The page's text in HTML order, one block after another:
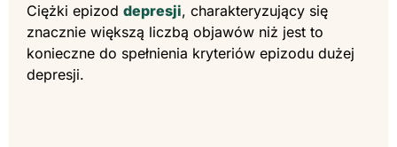
Ciężki epizod depresji, charakteryzujący się
znacznie większą liczbą objawów niż jest to
konieczne do spełnienia kryteriów epizodu dużej
depresji.